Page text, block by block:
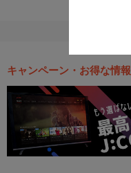
キャンペーン・お得な情報